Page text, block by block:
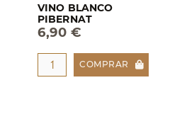
VINO BLANCO
PIBERNAT
6,90 €
COMPRAR